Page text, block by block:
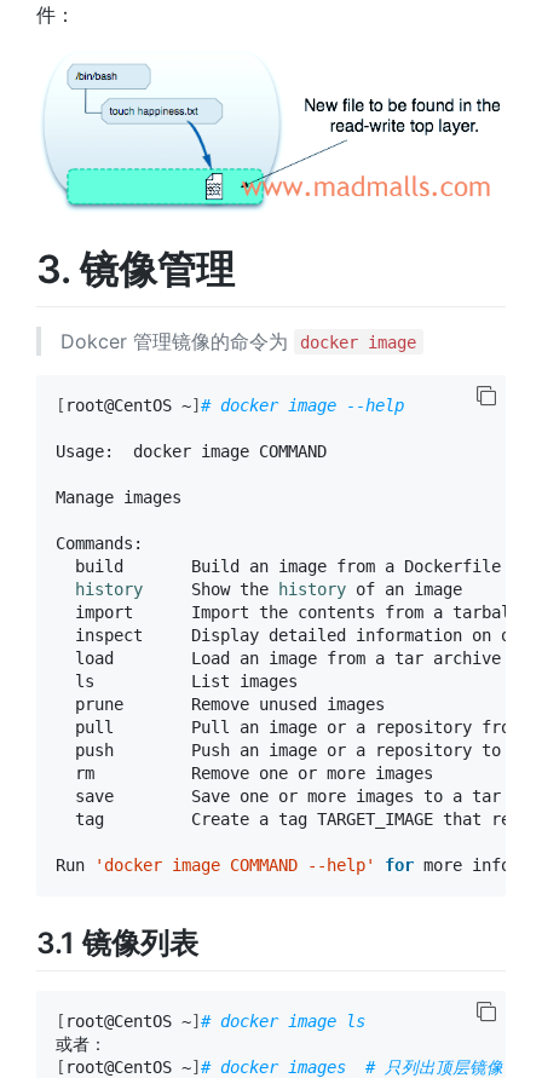
件：
3. 镜像管理
Dokcer 管理镜像的命令为 docker image
[ root@CentOS ~] # docker image --help
Usage:  docker image COMMAND
Manage images
Commands:
  build       Build an image from a Dockerfile
history
     Show the
history of an image
import      Import the contents from a tarball
inspect     Display detailed information on one
load        Load an image from a tar archive or
  ls          List images
  prune       Remove unused images
pull        Pull an image or a repository from
push        Push an image or a repository to a
  rm          Remove one or more images
save        Save one or more images to a tar
tag         Create a tag TARGET_IMAGE that
Run 'docker image COMMAND --help' for
3.1 镜像列表
[ root@CentOS ~] # docker image ls
[ root@CentOS ~] # docker images  # 只列出顶层镜像